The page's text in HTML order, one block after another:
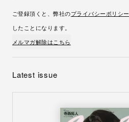
ご登録頂くと、弊社のプライバシーポリシー
したことになります。
メルマガ解除はこちら
Latest issue